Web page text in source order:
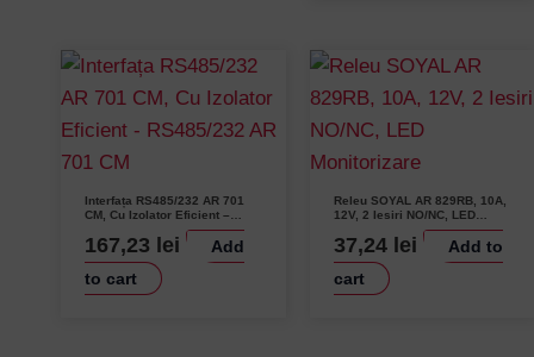
Interfața RS485/232 AR 701
CM, Cu Izolator Eficient –
RS485/232 AR 701 CM
167,23 lei
Add
to cart
Releu SOYAL AR 829RB, 10A,
12V, 2 Iesiri NO/NC, LED
37,24 lei
Add to
cart